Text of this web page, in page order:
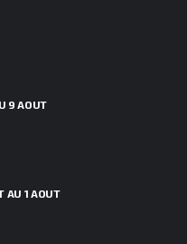
9 AOUT
AU 1 AOUT